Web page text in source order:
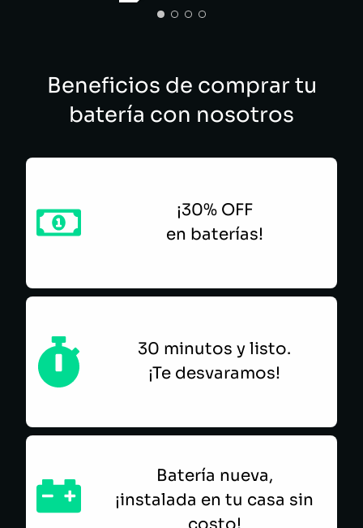
Beneficios de comprar tu
batería con nosotros
¡30% OFF
en baterías!
30 minutos y listo.
¡Te desvaramos!
Batería nueva,
¡instalada en tu casa sin